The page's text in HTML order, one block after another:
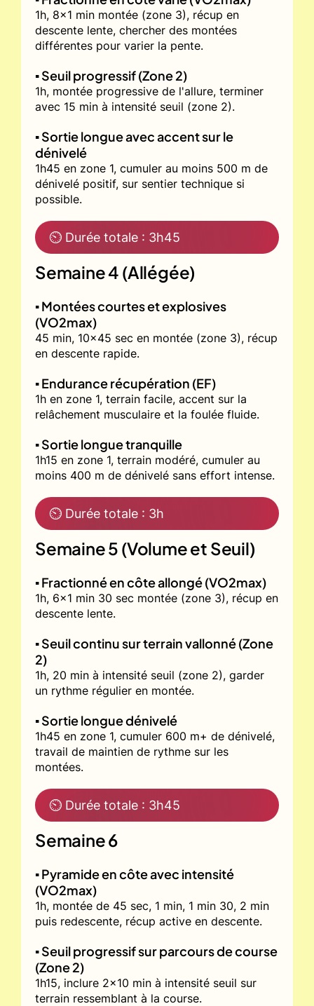
1h, 8x1 min montée (zone 3), récup en
descente lente, chercher des montées
différentes pour varier la pente.
▪️ Seuil progressif (Zone 2)
1h, montée progressive de l'allure, terminer
avec 15 min à intensité seuil (zone 2).
▪️ Sortie longue avec accent sur le
dénivelé
1h45 en zone 1, cumuler au moins 500 m de
dénivelé positif, sur sentier technique si
possible.
⏲ Durée totale : 3h45
Semaine 4 (Allégée)
▪️ Montées courtes et explosives
(VO2max)
45 min, 10x45 sec en montée (zone 3), récup
en descente rapide.
▪️ Endurance récupération (EF)
1h en zone 1, terrain facile, accent sur la
relâchement musculaire et la foulée fluide.
▪️ Sortie longue tranquille
1h15 en zone 1, terrain modéré, cumuler au
moins 400 m de dénivelé sans effort intense.
⏲ Durée totale : 3h
Semaine 5 (Volume et Seuil)
▪️ Fractionné en côte allongé (VO2max)
1h, 6x1 min 30 sec montée (zone 3), récup en
descente lente.
▪️ Seuil continu sur terrain vallonné (Zone
2)
1h, 20 min à intensité seuil (zone 2), garder
un rythme régulier en montée.
▪️ Sortie longue dénivelé
1h45 en zone 1, cumuler 600 m+ de dénivelé,
travail de maintien de rythme sur les
montées.
⏲ Durée totale : 3h45
Semaine 6
▪️ Pyramide en côte avec intensité
(VO2max)
1h, montée de 45 sec, 1 min, 1 min 30, 2 min
puis redescente, récup active en descente.
▪️ Seuil progressif sur parcours de course
(Zone 2)
1h15, inclure 2x10 min à intensité seuil sur
terrain ressemblant à la course.